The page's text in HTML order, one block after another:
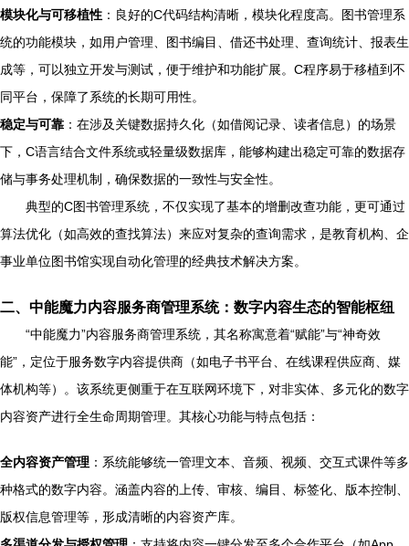
模块化与可移植性 ：良好的C代码结构清晰，模块化程度高。图书管理系
统的功能模块，如用户管理、图书编目、借还书处理、查询统计、报表生
成等，可以独立开发与测试，便于维护和功能扩展。C程序易于移植到不
同平台，保障了系统的长期可用性。
稳定与可靠 ：在涉及关键数据持久化（如借阅记录、读者信息）的场景
下，C语言结合文件系统或轻量级数据库，能够构建出稳定可靠的数据存
储与事务处理机制，确保数据的一致性与安全性。
典型的C图书管理系统，不仅实现了基本的增删改查功能，更可通过
算法优化（如高效的查找算法）来应对复杂的查询需求，是教育机构、企
事业单位图书馆实现自动化管理的经典技术解决方案。
二、中能魔力内容服务商管理系统：数字内容生态的智能枢纽
“中能魔力”内容服务商管理系统，其名称寓意着“赋能”与“神奇效
能”，定位于服务数字内容提供商（如电子书平台、在线课程供应商、媒
体机构等）。该系统更侧重于在互联网环境下，对非实体、多元化的数字
内容资产进行全生命周期管理。其核心功能与特点包括：
全内容资产管理 ：系统能够统一管理文本、音频、视频、交互式课件等多
种格式的数字内容。涵盖内容的上传、审核、编目、标签化、版本控制、
版权信息管理等，形成清晰的内容资产库。